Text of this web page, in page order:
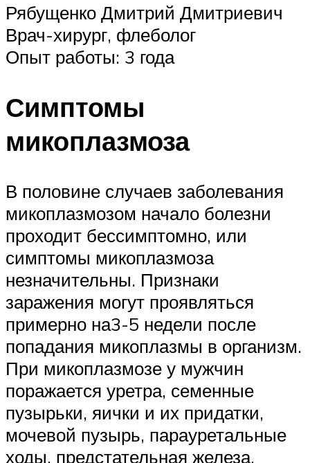
Рябущенко Дмитрий Дмитриевич
Врач-хирург, флеболог
Опыт работы: 3 года
Симптомы
микоплазмоза
В половине случаев заболевания
микоплазмозом начало болезни
проходит бессимптомно, или
симптомы микоплазмоза
незначительны. Признаки
заражения могут проявляться
примерно на3-5 недели после
попадания микоплазмы в организм.
При микоплазмозе у мужчин
поражается уретра, семенные
пузырьки, яички и их придатки,
мочевой пузырь, парауретальные
ходы, предстательная железа.